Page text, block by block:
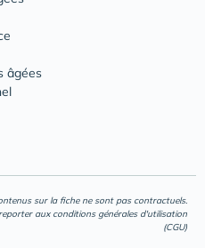
âgées
sur la fiche ne sont pas contractuels.
aux conditions générales d'utilisation
(CGU)